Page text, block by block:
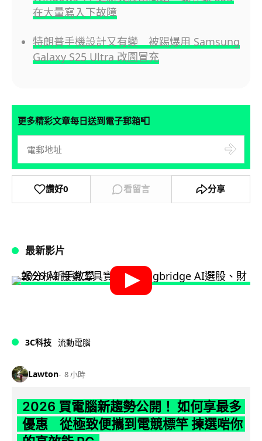
在大量寫入下故障
特朗普手機設計又有變 被踢爆用 Samsung
Galaxy S25 Ultra 改圖冒充
更多精彩文章每日送到電子郵箱📮
讚好0 看留言 分享
最新影片
3C科技 流動電腦
Lawton 8 小時
2026 買電腦新趨勢公開！ 如何享最多
優惠 從極致便攜到電競標竿 揀選啱你